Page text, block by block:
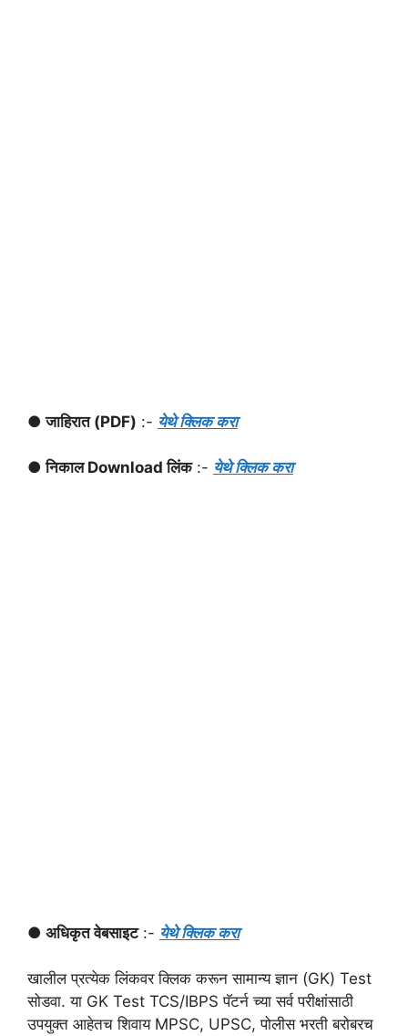
● जाहिरात (PDF) :- येथे क्लिक करा
● निकाल Download लिंक:- येथे क्लिक करा
● अधिकृत वेबसाइट:- येथे क्लिक करा
खालील प्रत्येक लिंकवर क्लिक करून सामान्य ज्ञान (GK) Test
सोडवा. या GK Test TCS/IBPS पॅटर्न च्या सर्व परीक्षांसाठी
उपयुक्त आहेतच शिवाय MPSC, UPSC, पोलीस भरती बरोबरच